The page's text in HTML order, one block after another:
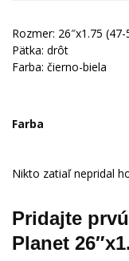
Rozmer: 26″x1.75 (47-
Pätka: drôt
Farba: čierno-biela
Farba
Nikto zatiaľ nepridal
Pridajte
Planet